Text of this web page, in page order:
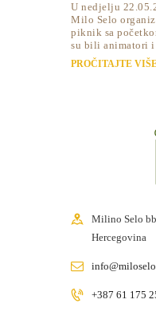
U nedjelju
Milo Selo
piknik sa
su bili animatori
PROČITAJTE
Milino Selo
Hercegovina
+387 61 175